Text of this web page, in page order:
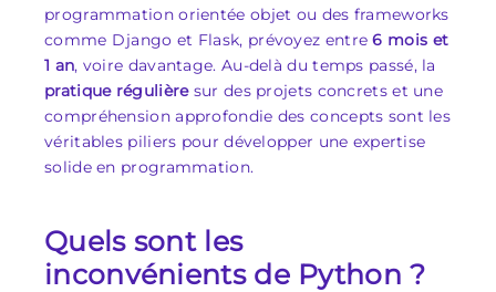
programmation orientée objet ou des frameworks
comme Django et Flask, prévoyez entre6 mois et
1 an, voire davantage. Au-delà du temps passé, la
pratique régulièresur des projets concrets et une
compréhension approfondie des concepts sont les
véritables piliers pour développer une expertise
solide en programmation.
Quels sont les
inconvénients de Python ?